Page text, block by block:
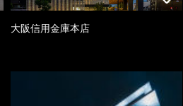
大阪信用金庫本店